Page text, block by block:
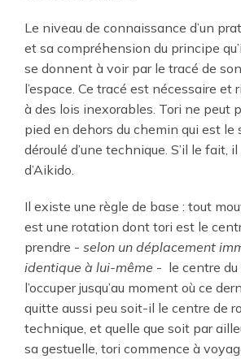
Le niveau de connaissance d’un
et sa compréhension du principe
se donnent à voir par le tracé de
l’espace. Ce tracé est nécessaire et
à des lois inexorables. Tori ne peut
pied en dehors du chemin qui est le
déroulé d’une technique. S’il le fait,
d’Aikido.
Il existe une règle de base : tout
est une rotation dont tori est le
prendre - selon un déplacement
identique à lui-même - le centre
l’occuper jusqu’au moment où ce
quitte aussi peu soit-il le centre de
technique, et quelle que soit par
sa gestuelle, tori commence à